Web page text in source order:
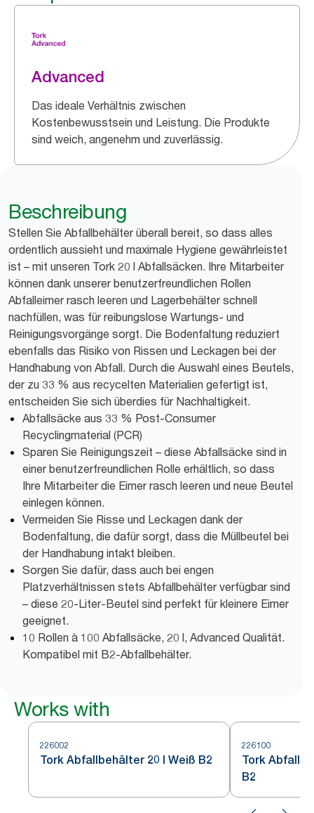
Advanced
Das ideale Verhältnis zwischen
Kostenbewusstsein und Leistung. Die Produkte
sind weich, angenehm und zuverlässig.
Beschreibung
Stellen Sie Abfallbehälter überall bereit, so dass alles
ordentlich aussieht und maximale Hygiene gewährleistet
ist – mit unseren Tork 20 l Abfallsäcken. Ihre Mitarbeiter
können dank unserer benutzerfreundlichen Rollen
Abfalleimer rasch leeren und Lagerbehälter schnell
nachfüllen, was für reibungslose Wartungs- und
Reinigungsvorgänge sorgt. Die Bodenfaltung reduziert
ebenfalls das Risiko von Rissen und Leckagen bei der
Handhabung von Abfall. Durch die Auswahl eines Beutels,
der zu 33 % aus recycelten Materialien gefertigt ist,
entscheiden Sie sich überdies für Nachhaltigkeit.
Abfallsäcke aus 33 % Post-Consumer
Recyclingmaterial (PCR)
Sparen Sie Reinigungszeit – diese Abfallsäcke sind in
einer benutzerfreundlichen Rolle erhältlich, so dass
Ihre Mitarbeiter die Eimer rasch leeren und neue Beutel
einlegen können.
Vermeiden Sie Risse und Leckagen dank der
Bodenfaltung, die dafür sorgt, dass die Müllbeutel bei
der Handhabung intakt bleiben.
Sorgen Sie dafür, dass auch bei engen
Platzverhältnissen stets Abfallbehälter verfügbar sind
– diese 20-Liter-Beutel sind perfekt für kleinere Eimer
geeignet.
10 Rollen à 100 Abfallsäcke, 20 l, Advanced Qualität.
Kompatibel mit B2-Abfallbehälter.
Works with
226002
Tork Abfallbehälter 20 l Weiß B2
226100
Tork
B2